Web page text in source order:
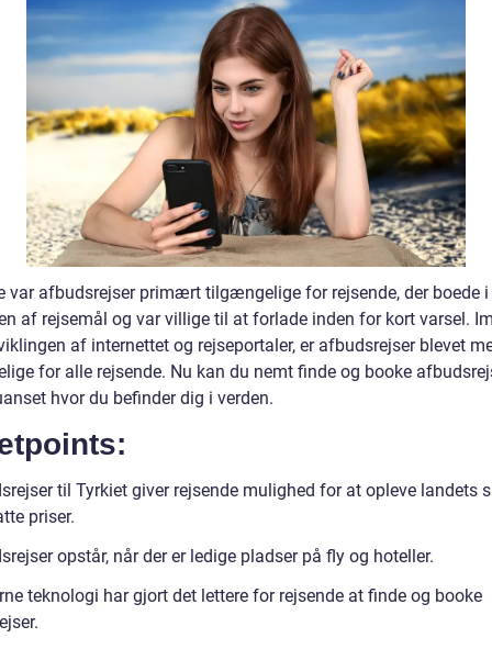
var afbudsrejser primært tilgængelige for rejsende, der boede i
af rejsemål og var villige til at forlade inden for kort varsel.
af internettet og rejseportaler, er afbudsrejser blevet
for alle rejsende. Nu kan du nemt finde og booke
hvor du befinder dig i verden.
til Tyrkiet giver rejsende mulighed for at opleve landets
priser.
opstår, når der er ledige pladser på fly og hoteller.
teknologi har gjort det lettere for rejsende at finde og booke